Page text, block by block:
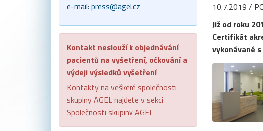
10.7.2019 /
Již od roku
Certifikát
vykonávané
e-mail: press@agel.cz
Kontakt neslouží k objednávání
pacientů na vyšetření, očkování a
výdeji výsledků vyšetření
Kontakty na veškeré společnosti
skupiny AGEL najdete v sekci
Společnosti skupiny AGEL